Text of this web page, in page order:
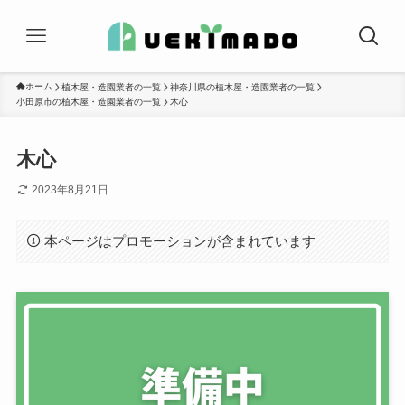
ホーム 植木屋・造園業者の一覧
神奈川県の植木屋・造園業者の一覧
小田原市の植木屋・造園業者の一覧
木心
木心
2023年8月21日
本ページはプロモーションが含まれています